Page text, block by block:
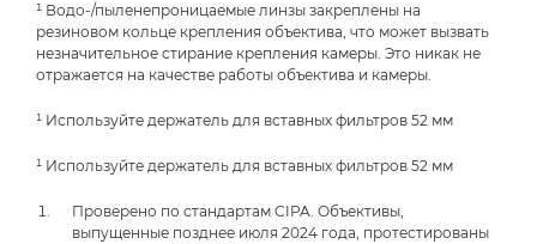
¹ Водо-/пыленепроницаемые линзы закреплены на
резиновом кольце крепления объектива, что может вызвать
незначительное стирание крепления камеры. Это никак не
отражается на качестве работы объектива и камеры.
¹ Используйте держатель для вставных фильтров 52 мм
¹ Используйте держатель для вставных фильтров 52 мм
Проверено по стандартам CIPA. Объективы,
выпущенные позднее июля 2024 года, протестированы